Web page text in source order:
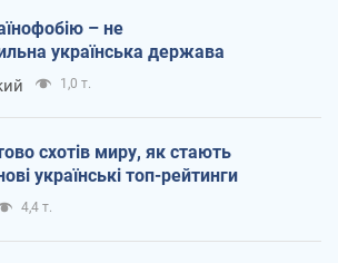
– не
українська держава
1,0 т.
схотів миру, як стають
українські топ-рейтинги
4,4 т.